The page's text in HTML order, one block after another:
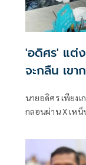
'อดิศร' แต่
จะกลืน เขา
นายอดิศร เพียง
กลอนผ่าน X เหน็